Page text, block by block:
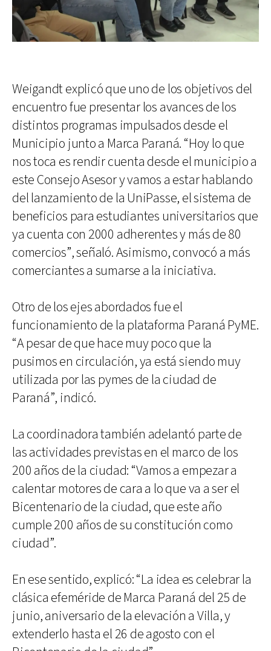
Weigandt explicó que uno de los objetivos del
encuentro fue presentar los avances de los
distintos programas impulsados desde el
Municipio junto a Marca Paraná. “Hoy lo que
nos toca es rendir cuenta desde el municipio a
este Consejo Asesor y vamos a estar hablando
del lanzamiento de la UniPasse, el sistema de
beneficios para estudiantes universitarios que
ya cuenta con 2000 adherentes y más de 80
comercios”, señaló. Asimismo, convocó a más
comerciantes a sumarse a la iniciativa.
Otro de los ejes abordados fue el
funcionamiento de la plataforma Paraná PyME.
“A pesar de que hace muy poco que la
pusimos en circulación, ya está siendo muy
utilizada por las pymes de la ciudad de
Paraná”, indicó.
La coordinadora también adelantó parte de
las actividades previstas en el marco de los
200 años de la ciudad: “Vamos a empezar a
calentar motores de cara a lo que va a ser el
Bicentenario de la ciudad, que este año
cumple 200 años de su constitución como
ciudad”.
En ese sentido, explicó: “La idea es celebrar la
clásica efeméride de Marca Paraná del 25 de
junio, aniversario de la elevación a Villa, y
extenderlo hasta el 26 de agosto con el